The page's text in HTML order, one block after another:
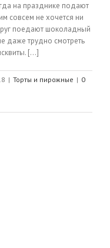
на празднике подают
совсем не хочется ни
поедают шоколадный
даже трудно смотреть
[...]
| Торты и пирожные | 0